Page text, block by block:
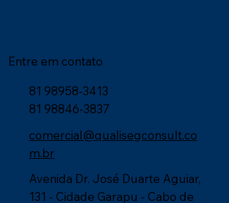
Entre em contato
81 98958-3413
81 98846-3837
comercial@qualisegconsult.co
m.br
Avenida Dr. José Duarte Aguiar,
131 - Cidade Garapu - Cabo de